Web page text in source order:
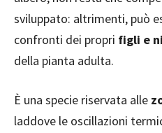
sviluppato: altrimenti, può
confronti dei propri figli e
della pianta adulta.
È una specie riservata alle
laddove le oscillazioni